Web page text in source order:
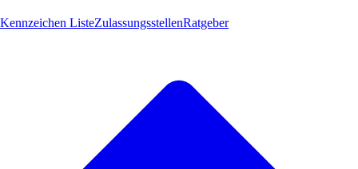
Kennzeichen ListeZulassungsstellenRatgeber